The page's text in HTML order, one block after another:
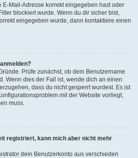
E-Mail-Adresse korrekt eingegeben hast oder
blockiert wurde. Wenn du dir sicher bist,
eingegeben wurde, dann kontaktiere einen
Prüfe zunächst, ob dein Benutzername
Wenn dies der Fall ist, wende dich an einen
dass du nicht gesperrt wurdest. Es ist
mit der Website vorliegt,
muss.
registriert, kann mich aber nicht mehr
dein Benutzerkonto aus verschieden